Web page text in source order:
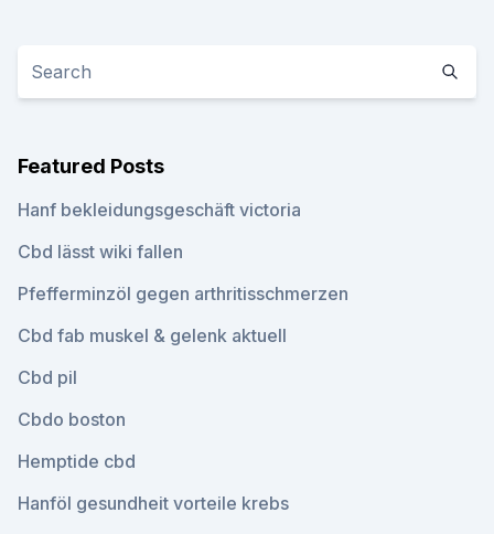
Featured Posts
Hanf bekleidungsgeschäft victoria
Cbd lässt wiki fallen
Pfefferminzöl gegen arthritisschmerzen
Cbd fab muskel & gelenk aktuell
Cbd pil
Cbdo boston
Hemptide cbd
Hanföl gesundheit vorteile krebs